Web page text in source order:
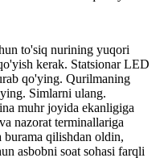
to'siq nurining yuqori
kerak. Statsionar LED
qo'ying. Qurilmaning
Simlarni ulang.
muhr joyida ekanligiga
nazorat terminallariga
burama qilishdan oldin,
asbobni soat sohasi farqli